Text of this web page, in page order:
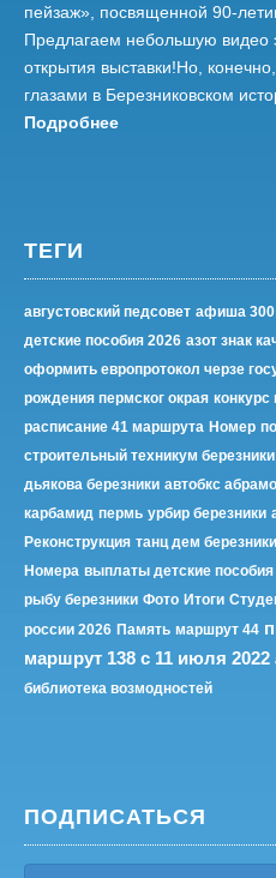
пейзаж», посвященной 90-
Предлагаем небольшую видео
открытия выставки!Но,
глазами в Березниковском
Подробнее
ТЕГИ
августовский педсовет афиша 300
детские пособия 2026 азот знак
оформить европротокол черзе
рождения пермског окрая конкурс
расписание 41 маршрута Номер
строительный техникум березники
дьякова березники автобкс
карбамид пермь урбир березники
Реконструкция танц дем березники
Номера выплаты детские пособия
рыбу березники Фото Итоги
россии 2026 Память маршрут 44
маршрут 138 с 11 июля 2022
библиотека возмодностей
ПОДПИСАТЬСЯ